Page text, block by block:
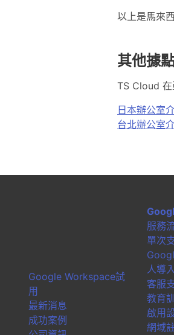
以上是馬來
其他據
TS Cloud 在
日本辦公室
台北辦公室
Google Workspace試
用
最新消息
成功案例
服務
單次
人導
客服
教育
啟用
網域